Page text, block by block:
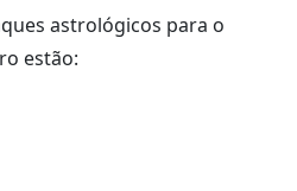
astrológicos para o
estão: